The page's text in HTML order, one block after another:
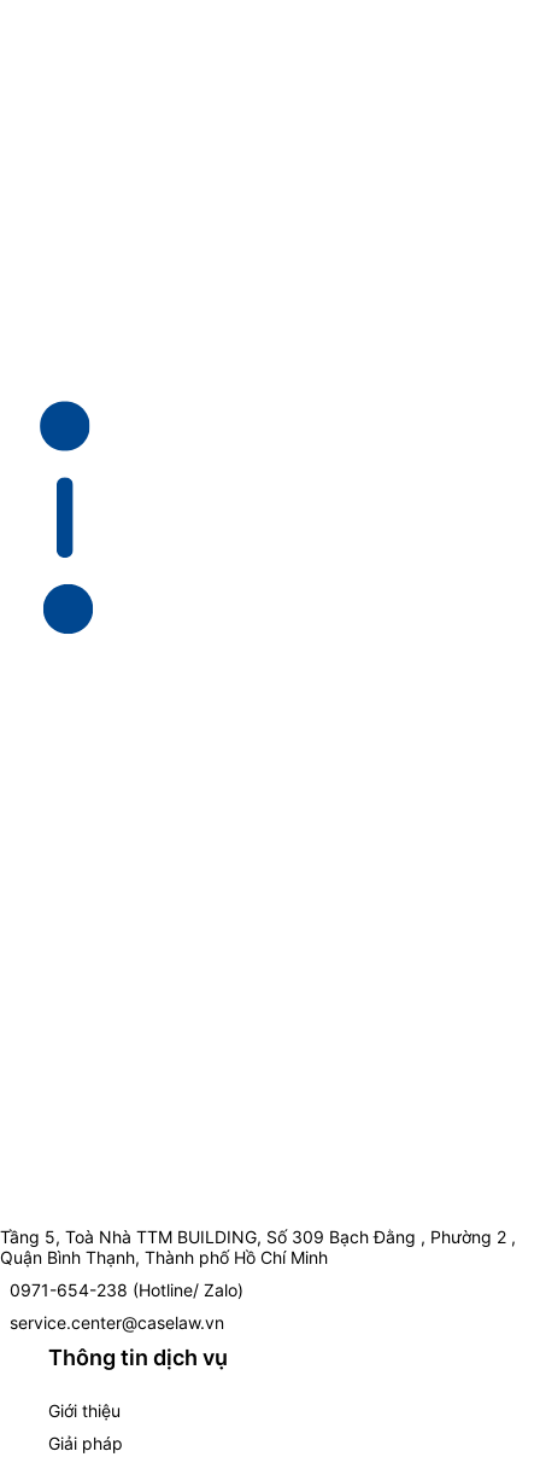
Tầng 5, Toà Nhà TTM BUILDING, Số 309 Bạch Đằng , Phường 2 ,
Quận Bình Thạnh, Thành phố Hồ Chí Minh
0971-654-238 (Hotline/ Zalo)
service.center@caselaw.vn
Thông tin dịch vụ
Giới thiệu
Giải pháp